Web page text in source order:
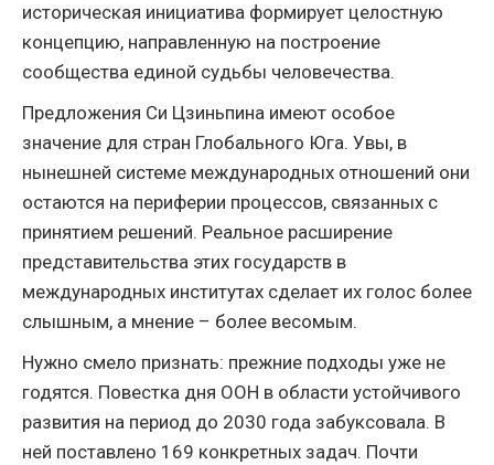
историческая инициатива формирует целостную
концепцию, направленную на построение
сообщества единой судьбы человечества.
Предложения Си Цзиньпина имеют особое
значение для стран Глобального Юга. Увы, в
нынешней системе международных отношений они
остаются на периферии процессов, связанных с
принятием решений. Реальное расширение
представительства этих государств в
международных институтах сделает их голос более
слышным, а мнение – более весомым.
Нужно смело признать: прежние подходы уже не
годятся. Повестка дня ООН в области устойчивого
развития на период до 2030 года забуксовала. В
ней поставлено 169 конкретных задач. Почти